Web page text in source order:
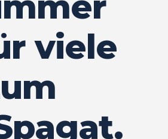
viele